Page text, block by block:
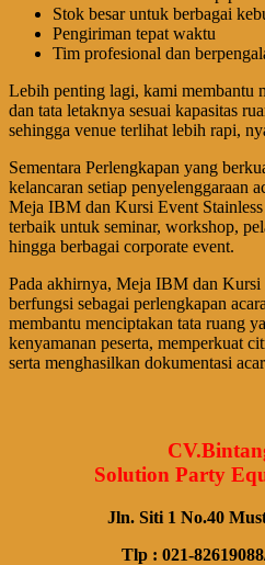
Stok besar untuk berbagai
Pengiriman tepat waktu
Tim profesional dan
Lebih penting lagi, kami membantu
dan tata letaknya sesuai kapasitas
sehingga venue terlihat lebih rapi,
Sementara Perlengkapan yang
kelancaran setiap penyelenggaraan
Meja IBM dan Kursi Event
terbaik untuk seminar, workshop,
hingga berbagai corporate event.
Pada akhirnya, Meja IBM dan Kursi
berfungsi sebagai perlengkapan
membantu menciptakan tata ruang
kenyamanan peserta, memperkuat
serta menghasilkan dokumentasi
Solution Party
Jln. Siti 1 No.40
Tlp : 021-